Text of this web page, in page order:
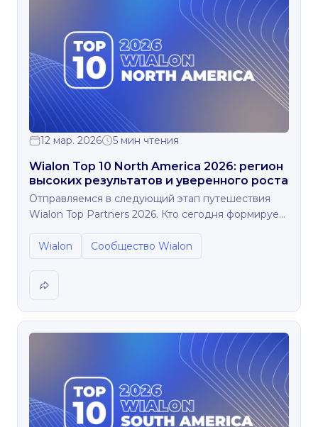
12 мар. 2026 5 мин чтения
Wialon Top 10 North America 2026: регион
высоких результатов и уверенного роста
Отправляемся в следующий этап путешествия
Wialon Top Partners 2026. Кто сегодня формирует
Wialon
Сообщество Wialon